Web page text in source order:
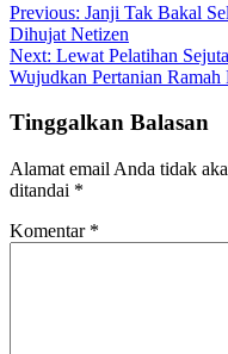
Previous: Janji Tak Bakal
Dihujat Netizen
Next: Lewat Pelatihan
Wujudkan Pertanian
Tinggalkan Balasan
Alamat email Anda tidak
ditandai *
Komentar *